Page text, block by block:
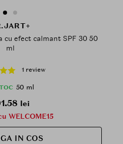
cu efect calmant SPF 30 50
ml
1 review
50 ml
lei
WELCOME15
IN COS